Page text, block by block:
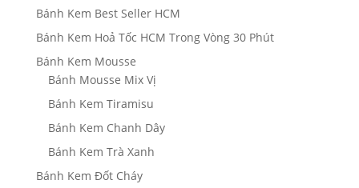
Bánh Kem Best Seller HCM
Bánh Kem Hoả Tốc HCM Trong Vòng 30 Phút
Bánh Kem Mousse
Bánh Mousse Mix Vị
Bánh Kem Tiramisu
Bánh Kem Chanh Dây
Bánh Kem Trà Xanh
Bánh Kem Đốt Cháy